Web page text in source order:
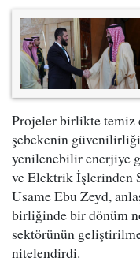
Projeler birlikte temiz
şebekenin
yenilenebilir enerjiye
ve Elektrik İşlerinden
Usame Ebu Zeyd,
birliğinde bir dönüm
sektörünün
nitelendirdi.